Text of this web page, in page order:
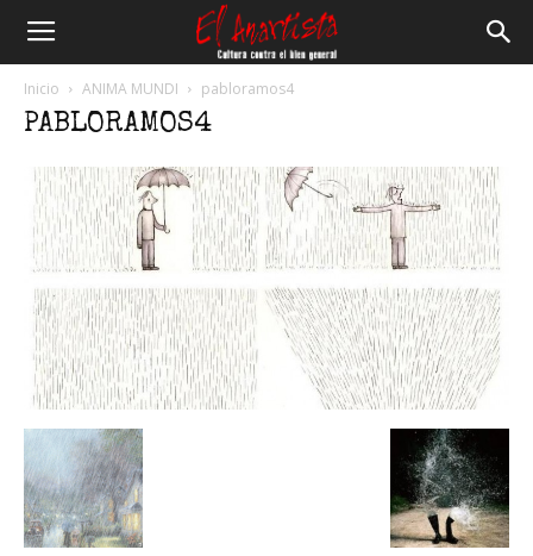
Inicio ANIMA MUNDI pabloramos4
PABLORAMOS4